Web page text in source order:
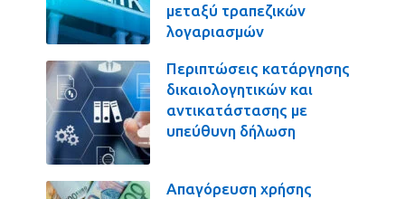
μεταξύ τραπεζικών
λογαριασμών
Περιπτώσεις κατάργησης
δικαιολογητικών και
αντικατάστασης με
υπεύθυνη δήλωση
Απαγόρευση χρήσης